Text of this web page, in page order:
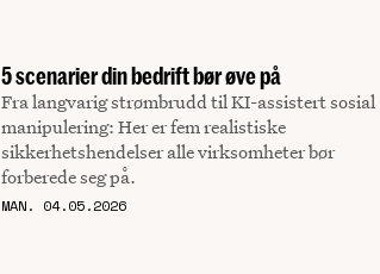
5 scenarier din bedrift bør øve på
Fra langvarig strømbrudd til KI-assistert sosial
manipulering: Her er fem realistiske
sikkerhetshendelser alle virksomheter bør
forberede seg på.
MAN. 04.05.2026